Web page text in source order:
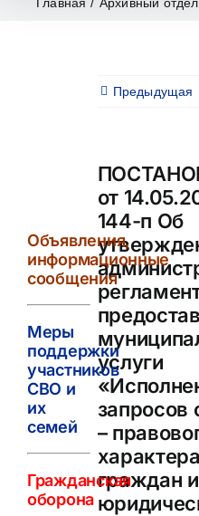
Предыдущая
от
144-п Об
услуги
запросов
–
граждан и
Объявления,
информационные
сообщения
Меры
поддержки
участников
СВО и
их
семей
Гражданская
оборона